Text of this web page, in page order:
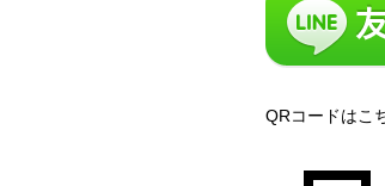
QRコードはこ